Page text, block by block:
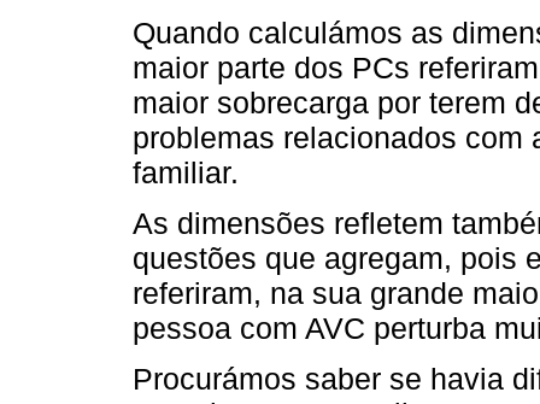
Quando calculámos as
maior parte dos PCs
maior sobrecarga por terem
problemas relacionados com
familiar.
As dimensões refletem
questões que agregam, pois
referiram, na sua grande
pessoa com AVC perturba
Procurámos saber se havia